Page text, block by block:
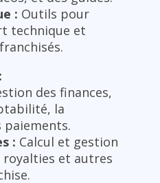
: Outils pour
technique et
des finances,
la
: Calcul et gestion
royalties et autres